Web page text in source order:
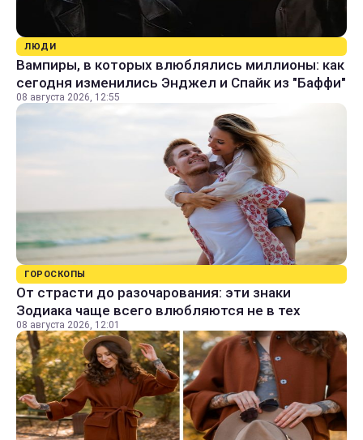
ЛЮДИ
Вампиры, в которых влюблялись миллионы: как
сегодня изменились Энджел и Спайк из "Баффи"
08 августа 2026, 12:55
ГОРОСКОПЫ
От страсти до разочарования: эти знаки
Зодиака чаще всего влюбляются не в тех
08 августа 2026, 12:01